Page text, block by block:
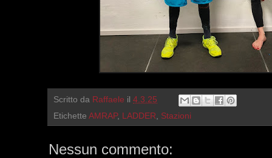
Scritto da Raffaele il 4.3.25
Etichette AMRAP, LADDER Stazioni
Nessun commento: